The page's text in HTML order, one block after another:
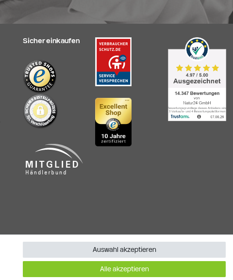
Sicher einkaufen
Alle akzeptieren
Auswahl akzeptieren